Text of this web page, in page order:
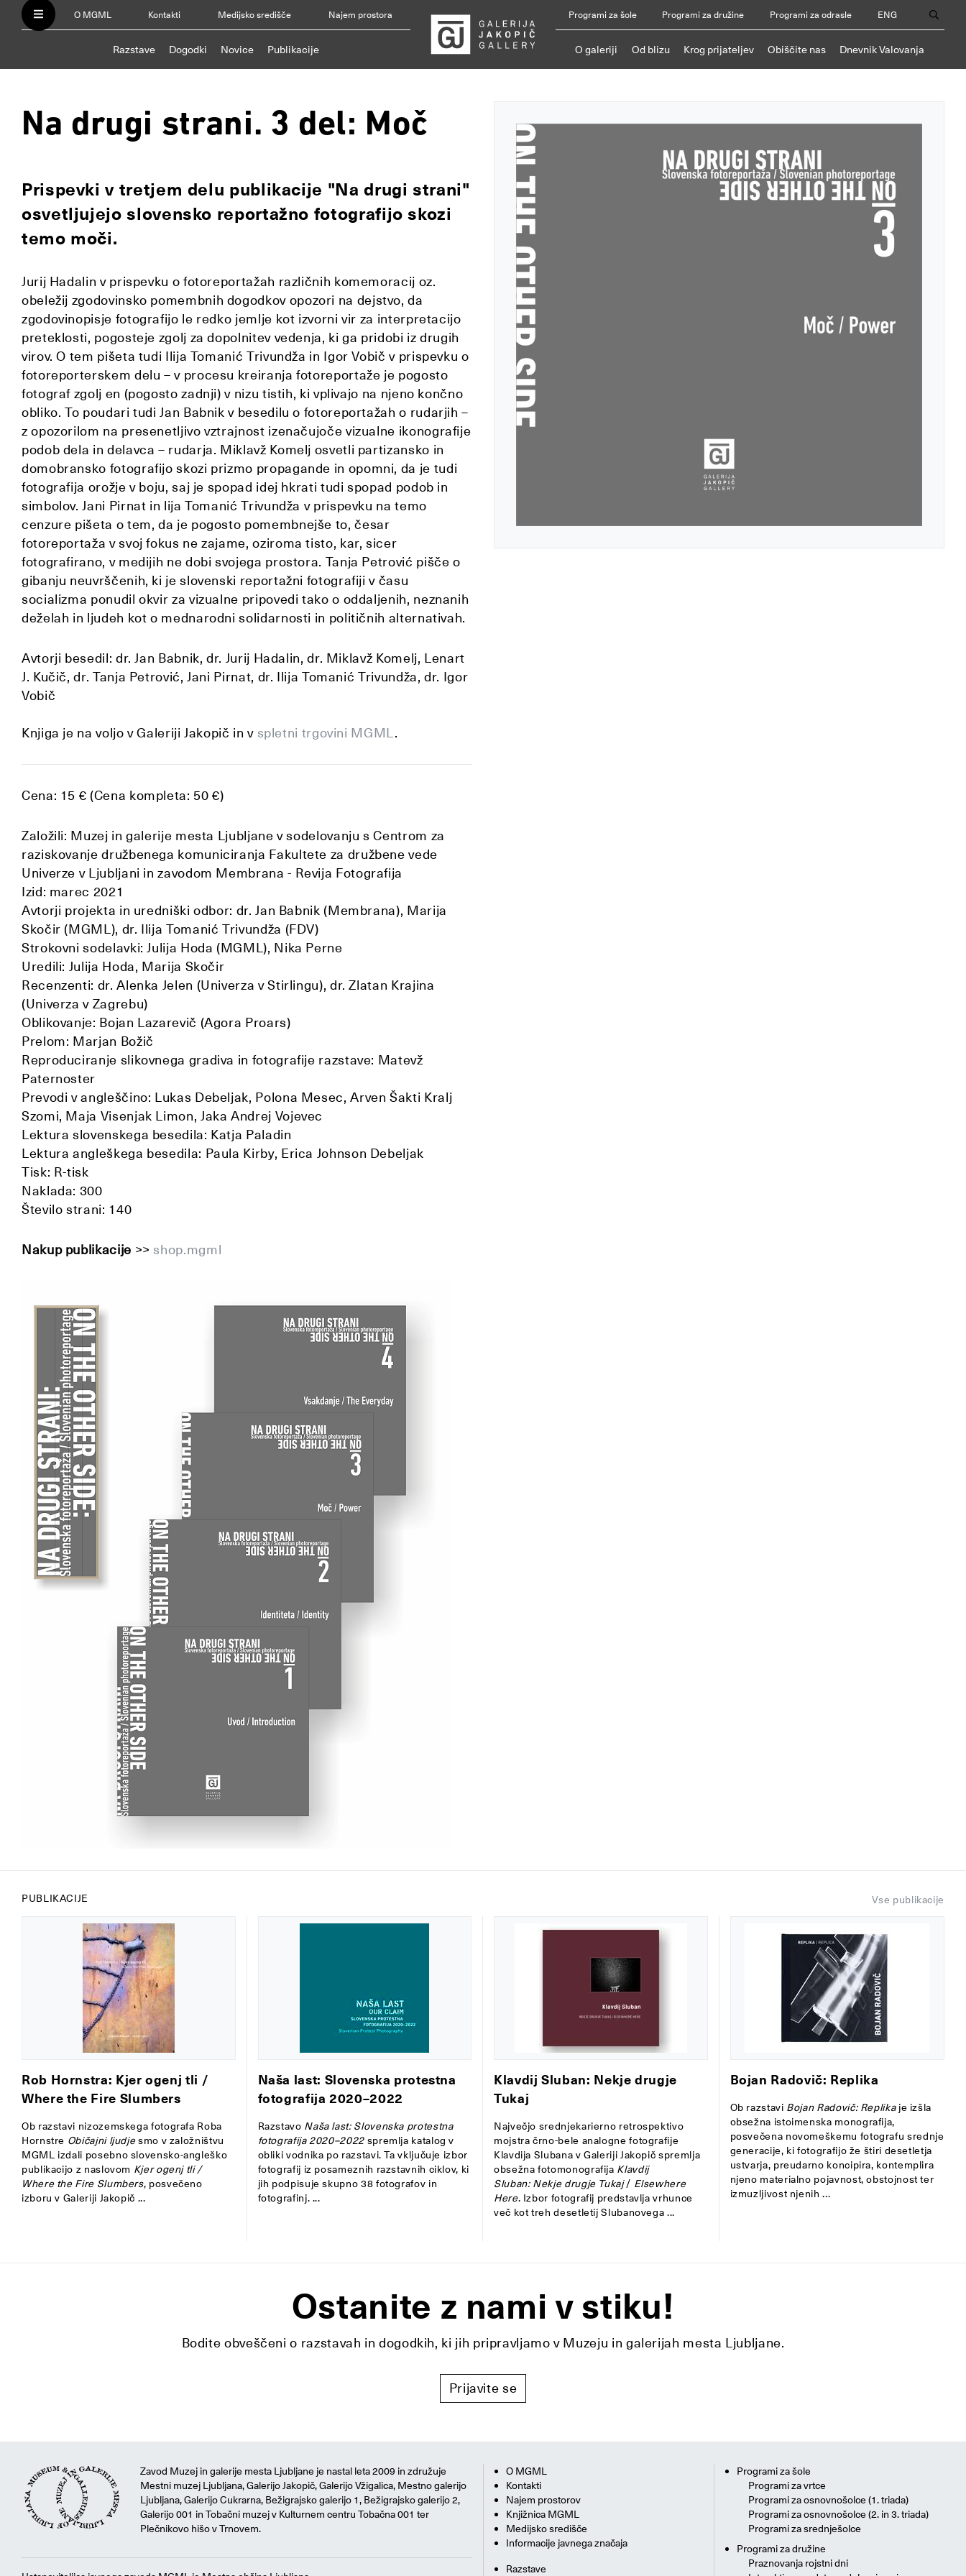
O MGML Kontakti Medijsko središče Najem prostora
Razstave Dogodki Novice Publikacije
Programi za šole Programi za družine Programi za odrasle ENG
O galeriji Od blizu Krog prijateljev Obiščite nas Dnevnik Valovanja
Na drugi strani. 3 del: Moč
Prispevki v tretjem delu publikacije "Na drugi strani"
osvetljujejo slovensko reportažno fotografijo skozi
temo moči.
Jurij Hadalin v prispevku o fotoreportažah različnih komemoracij oz.
obeležij zgodovinsko pomembnih dogodkov opozori na dejstvo, da
zgodovinopisje fotografijo le redko jemlje kot izvorni vir za interpretacijo
preteklosti, pogosteje zgolj za dopolnitev vedenja, ki ga pridobi iz drugih
virov. O tem pišeta tudi Ilija Tomanić Trivundža in Igor Vobič v prispevku o
fotoreporterskem delu – v procesu kreiranja fotoreportaže je pogosto
fotograf zgolj en (pogosto zadnji) v nizu tistih, ki vplivajo na njeno končno
obliko. To poudari tudi Jan Babnik v besedilu o fotoreportažah o rudarjih –
z opozorilom na presenetljivo vztrajnost izenačujoče vizualne ikonografije
podob dela in delavca – rudarja. Miklavž Komelj osvetli partizansko in
domobransko fotografijo skozi prizmo propagande in opomni, da je tudi
fotografija orožje v boju, saj je spopad idej hkrati tudi spopad podob in
simbolov. Jani Pirnat in lija Tomanić Trivundža v prispevku na temo
cenzure pišeta o tem, da je pogosto pomembnejše to, česar
fotoreportaža v svoj fokus ne zajame, oziroma tisto, kar, sicer
fotografirano, v medijih ne dobi svojega prostora. Tanja Petrović pišče o
gibanju neuvrščenih, ki je slovenski reportažni fotografiji v času
socializma ponudil okvir za vizualne pripovedi tako o oddaljenih, neznanih
deželah in ljudeh kot o mednarodni solidarnosti in političnih alternativah.
Avtorji besedil: dr. Jan Babnik, dr. Jurij Hadalin, dr. Miklavž Komelj, Lenart
J. Kučič, dr. Tanja Petrović, Jani Pirnat, dr. Ilija Tomanić Trivundža, dr. Igor
Vobič
Knjiga je na voljo v Galeriji Jakopič in v spletni trgovini MGML.
Cena: 15 € (Cena kompleta: 50 €)
Založili: Muzej in galerije mesta Ljubljane v sodelovanju s Centrom za
raziskovanje družbenega komuniciranja Fakultete za družbene vede
Univerze v Ljubljani in zavodom Membrana - Revija Fotografija
Izid: marec 2021
Avtorji projekta in uredniški odbor: dr. Jan Babnik (Membrana), Marija
Skočir (MGML), dr. Ilija Tomanić Trivundža (FDV)
Strokovni sodelavki: Julija Hoda (MGML), Nika Perne
Uredili: Julija Hoda, Marija Skočir
Recenzenti: dr. Alenka Jelen (Univerza v Stirlingu), dr. Zlatan Krajina
(Univerza v Zagrebu)
Oblikovanje: Bojan Lazarevič (Agora Proars)
Prelom: Marjan Božič
Reproduciranje slikovnega gradiva in fotografije razstave: Matevž
Paternoster
Prevodi v angleščino: Lukas Debeljak, Polona Mesec, Arven Šakti Kralj
Szomi, Maja Visenjak Limon, Jaka Andrej Vojevec
Lektura slovenskega besedila: Katja Paladin
Lektura angleškega besedila: Paula Kirby, Erica Johnson Debeljak
Tisk: R-tisk
Naklada: 300
Število strani: 140
Nakup publikacije >>shop.mgml
Vse publikacije
PUBLIKACIJE
Rob Hornstra: Kjer ogenj tli /
Where the Fire Slumbers
Ob razstavi nizozemskega fotografa Roba
Hornstre Običajni ljudjesmo v založništvu
MGML izdali posebno slovensko-angleško
publikacijo z naslovom Kjer ogenj tli /
Where the Fire Slumbers, posvečeno
izboru v Galeriji Jakopič ...
Naša last: Slovenska protestna
fotografija 2020–2022
Razstavo Naša last: Slovenska protestna
fotografija 2020–2022spremlja katalog v
obliki vodnika po razstavi. Ta vključuje izbor
fotografij iz posameznih razstavnih ciklov, ki
jih podpisuje skupno 38 fotografov in
fotografinj. ...
Klavdij Sluban: Nekje drugje
Tukaj
Največjo srednjekarierno retrospektivo
mojstra črno-bele analogne fotografije
Klavdija Slubana v Galeriji Jakopič spremlja
obsežna fotomonografija Klavdij
Sluban: Nekje drugje Tukaj/ Elsewhere
Here. Izbor fotografij predstavlja vrhunce
več kot treh desetletij Slubanovega ...
Bojan Radovič: Replika
Ob razstavi Bojan Radovič: Replikaje izšla
obsežna istoimenska monografija,
posvečena novomeškemu fotografu srednje
generacije, ki fotografijo že štiri desetletja
ustvarja, preudarno koncipira, kontemplira
njeno materialno pojavnost, obstojnost ter
izmuzljivost njenih ...
Ostanite z nami v stiku!
Bodite obveščeni o razstavah in dogodkih, ki jih pripravljamo v Muzeju in galerijah mesta Ljubljane.
Prijavite se
Zavod Muzej in galerije mesta Ljubljane je nastal leta 2009 in združuje
Mestni muzej Ljubljana, Galerijo Jakopič, Galerijo Vžigalica, Mestno galerijo
Ljubljana, Galerijo Cukrarna, Bežigrajsko galerijo 1, Bežigrajsko galerijo 2,
Galerijo 001 in Tobačni muzej v Kulturnem centru Tobačna 001 ter
Plečnikovo hišo v Trnovem.
O MGML
Kontakti
Najem prostorov
Knjižnica MGML
Medijsko središče
Informacije javnega značaja
Razstave
Programi za šole
Programi za vrtce
Programi za osnovnošolce (1. triada)
Programi za osnovnošolce (2. in 3. triada)
Programi za srednješolce
Programi za družine
Praznovanja rojstni dni